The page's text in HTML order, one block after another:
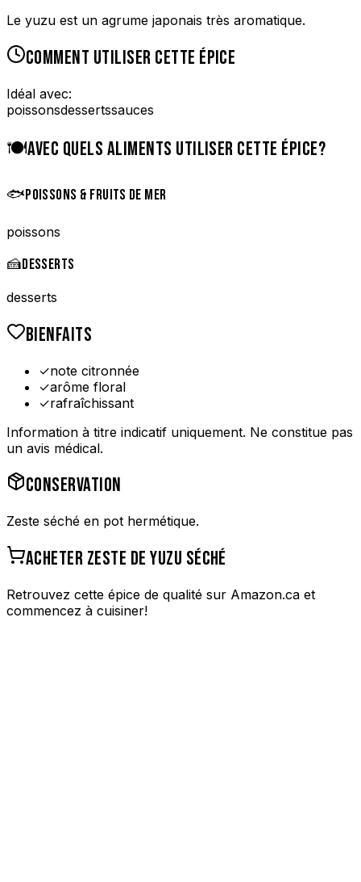
Le yuzu est un agrume japonais très aromatique.
COMMENT UTILISER CETTE ÉPICE
Idéal avec:
poissonsdessertssauces
🍽️AVEC QUELS ALIMENTS UTILISER CETTE ÉPICE?
🐟POISSONS & FRUITS DE MER
poissons
🍰DESSERTS
desserts
BIENFAITS
✓note citronnée
✓arôme floral
✓rafraîchissant
Information à titre indicatif uniquement. Ne constitue pas
un avis médical.
CONSERVATION
Zeste séché en pot hermétique.
ACHETER ZESTE DE YUZU SÉCHÉ
Retrouvez cette épice de qualité sur Amazon.ca et
commencez à cuisiner!